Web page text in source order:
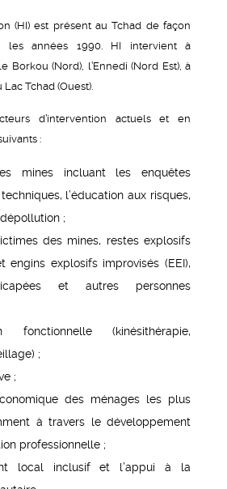
(HI) est présent au Tchad de façon
les années 1990. HI intervient à
Borkou (Nord), l’Ennedi (Nord Est), à
Tchad (Ouest).
d’intervention actuels et en
:
mines incluant les enquêtes
l’éducation aux risques,
;
des mines, restes explosifs
engins explosifs improvisés (EEI),
et autres personnes
fonctionnelle (kinésithérapie,
;
;
des ménages les plus
à travers le développement
professionnelle ;
local inclusif et l’appui à la